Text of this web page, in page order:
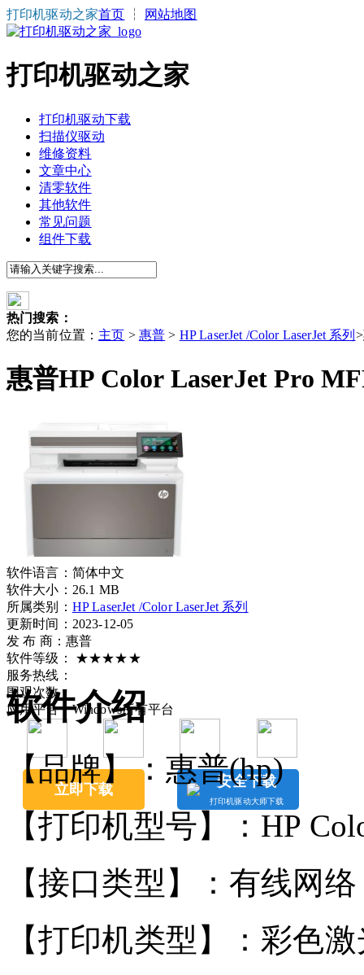
打印机驱动之家首页 ┆ 网站地图
打印机驱动之家
打印机驱动下载
扫描仪驱动
维修资料
文章中心
清零软件
其他软件
常见问题
组件下载
热门搜索：
您的当前位置： 主页 > 惠普 > HP LaserJet /Color LaserJet 系列
惠普HP Color LaserJet Pro
软件语言： 简体中文
软件大小： 26.1 MB
所属类别： HP LaserJet /Color LaserJet 系列
更新时间：2023-12-05
发 布 商： 惠普
软件等级： ★★★★★
服务热线：
围观次数：
应用平台：Windows所有平台
立即下载 安全下载
打印机驱动大师下载
软件介绍
【品牌】：惠普(hp)
【打印机型号】：HP
【接口类型】：有线网络
【打印机类型】：彩色